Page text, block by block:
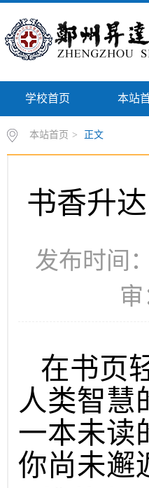
学校首页 本站
本站首页 > 正文
书香升
发布时间
在书页
人类智慧
一本未读
你尚未邂